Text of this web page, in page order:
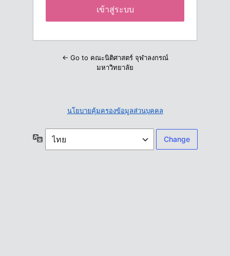
← Go to คณะนิติศาสตร์ จุฬาลงกรณ์
มหาวิทยาลัย
นโยบายคุ้มครองข้อมูลส่วนบุคคล
ภาษา